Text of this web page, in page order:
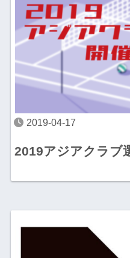
2019-04-17
2019アジアクラブ